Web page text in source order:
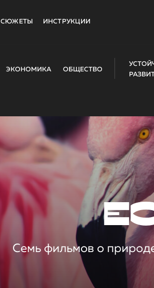
СЮЖЕТЫ ИНСТРУКЦИИ
ЭКОНОМИКА ОБЩЕСТВО
Семь фильмов о